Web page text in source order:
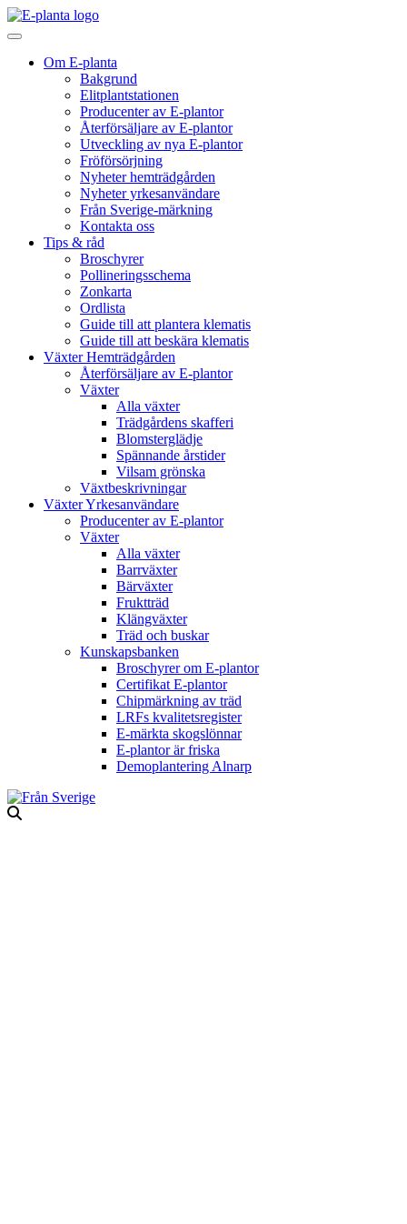
Hoppa till innehåll
Huvudnavigering
Om E-planta
Bakgrund
Elitplantstationen
Producenter av E-plantor
Återförsäljare av E-plantor
Utveckling av nya E-plantor
Fröförsörjning
Nyheter hemträdgården
Nyheter yrkesanvändare
Från Sverige-märkning
Kontakta oss
Tips & råd
Broschyrer
Pollineringsschema
Zonkarta
Ordlista
Guide till att plantera klematis
Guide till att beskära klematis
Växter Hemträdgården
Återförsäljare av E-plantor
Växter
Alla växter
Trädgårdens skafferi
Blomsterglädje
Spännande årstider
Vilsam grönska
Växtbeskrivningar
Växter Yrkesanvändare
Producenter av E-plantor
Växter
Alla växter
Barrväxter
Bärväxter
Fruktträd
Klängväxter
Träd och buskar
Kunskapsbanken
Broschyrer om E-plantor
Certifikat E-plantor
Chipmärkning av träd
LRFs kvalitetsregister
E-märkta skogslönnar
E-plantor är friska
Demoplantering Alnarp